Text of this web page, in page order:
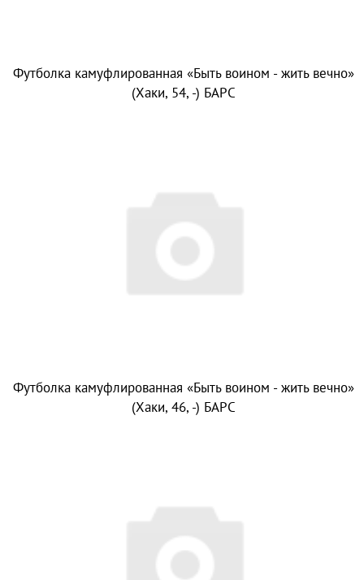
Футболка камуфлированная «Быть воином - жить вечно»
(Хаки, 54, -) БАРС
Футболка камуфлированная «Быть воином - жить вечно»
(Хаки, 46, -) БАРС